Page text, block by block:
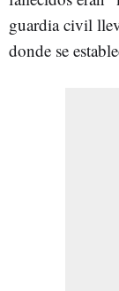
guardia civil
donde se